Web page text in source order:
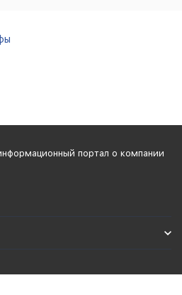
портал о компании